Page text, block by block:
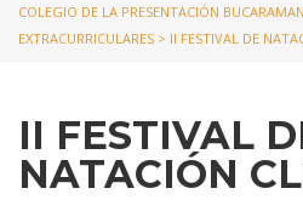
COLEGIO DE LA PRESENTACIÓN
EXTRACURRICULARES > II FESTIVAL DE
II FESTIVAL
NATACIÓN